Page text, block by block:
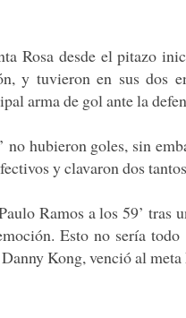
Rosa desde el pitazo
y tuvieron en sus dos
arma de gol ante la
no hubieron goles, sin
y clavaron dos
Ramos a los 59’ tras
Esto no sería
Kong, venció al